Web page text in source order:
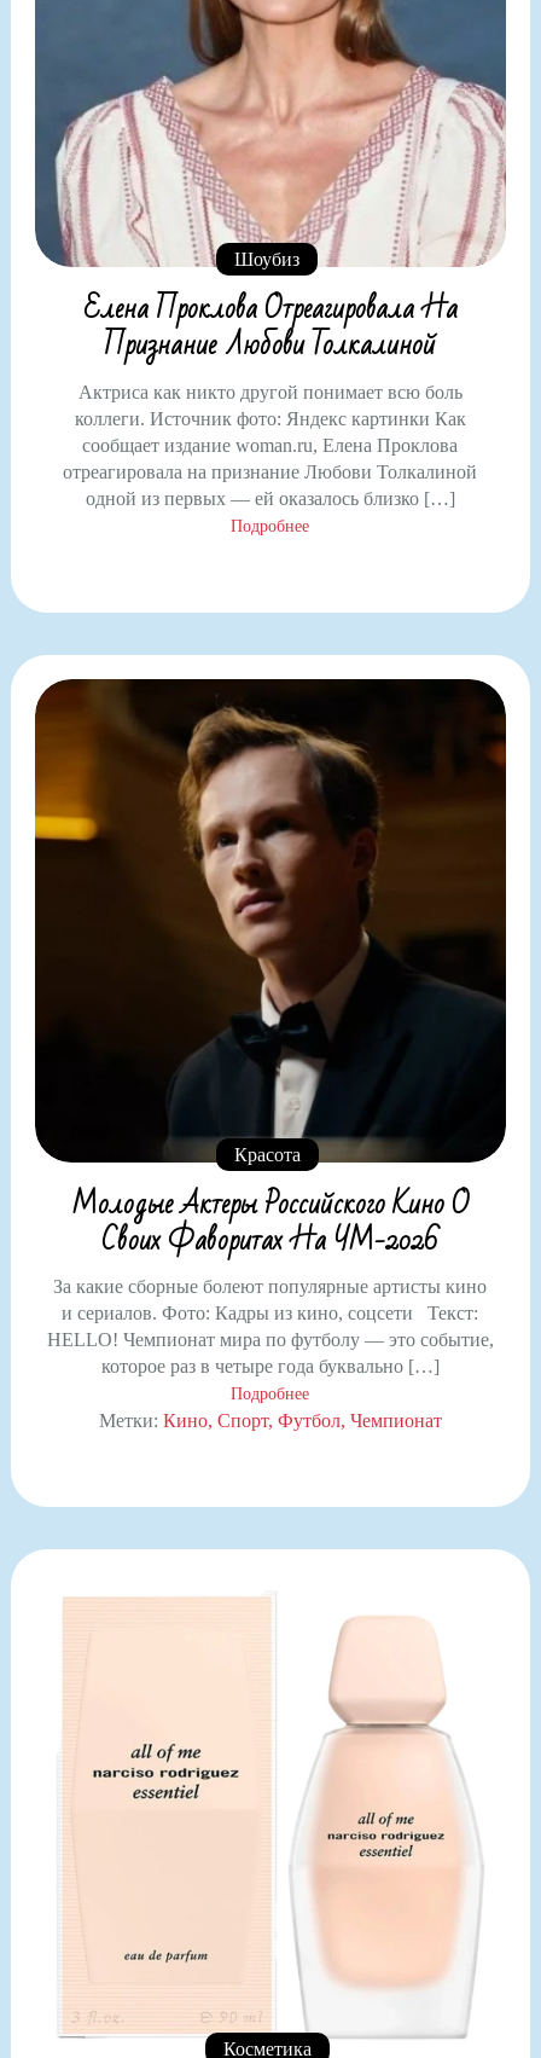
Шоубиз
Елена Проклова Отреагировала На
Признание Любови Толкалиной
Актриса как никто другой понимает всю боль
коллеги. Источник фото: Яндекс картинки Как
сообщает издание woman.ru, Елена Проклова
отреагировала на признание Любови Толкалиной
одной из первых — ей оказалось близко […]
Подробнее
Красота
Молодые Актеры Российского Кино О
Своих Фаворитах На ЧМ-2026
За какие сборные болеют популярные артисты кино
и сериалов. Фото: Кадры из кино, соцсети Текст:
HELLO! Чемпионат мира по футболу — это событие,
которое раз в четыре года буквально […]
Подробнее
Метки: Кино Спорт Футбол Чемпионат
Косметика